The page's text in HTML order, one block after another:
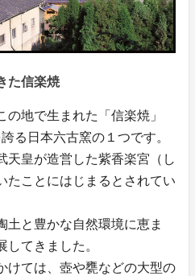
た信楽焼
地で生まれた「信楽焼」
る日本六古窯の１つです。
天皇が造営した紫香楽宮（し
たことにはじまるとされてい
土と豊かな自然環境に恵ま
てきました。
けては、壺や甕などの大型の